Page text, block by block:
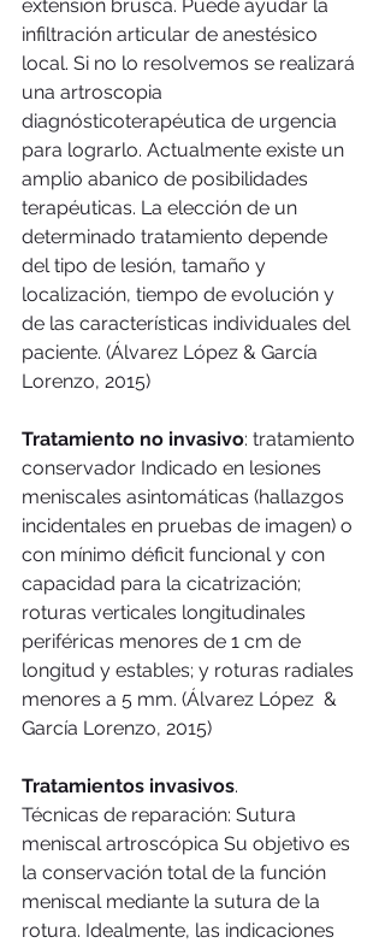
extensión brusca. Puede ayudar la
infiltración articular de anestésico
local. Si no lo resolvemos se realizará
una artroscopia
diagnósticoterapéutica de urgencia
para lograrlo. Actualmente existe un
amplio abanico de posibilidades
terapéuticas. La elección de un
determinado tratamiento depende
del tipo de lesión, tamaño y
localización, tiempo de evolución y
de las características individuales del
paciente. (Álvarez López & García
Lorenzo, 2015)
Tratamiento no invasivo: tratamiento
conservador Indicado en lesiones
meniscales asintomáticas (hallazgos
incidentales en pruebas de imagen) o
con mínimo déficit funcional y con
capacidad para la cicatrización;
roturas verticales longitudinales
periféricas menores de 1 cm de
longitud y estables; y roturas radiales
menores a 5 mm. (Álvarez López  &
García Lorenzo, 2015)
Tratamientos invasivos.
Técnicas de reparación: Sutura
meniscal artroscópica Su objetivo es
la conservación total de la función
meniscal mediante la sutura de la
rotura. Idealmente, las indicaciones